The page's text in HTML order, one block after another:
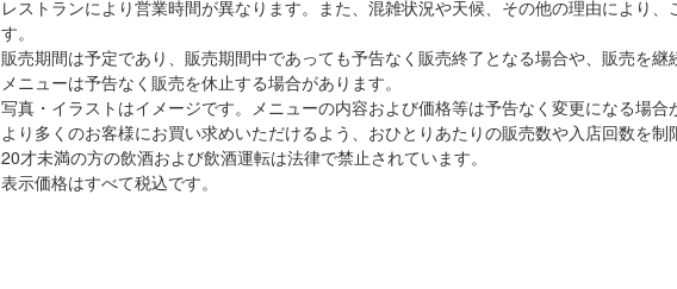
レストランにより営業時間が異なります。また、混雑状況や天候、その他の理由により
す。
販売期間は予定であり、販売期間中であっても予告なく販売終了となる場合や、販売を継
メニューは予告なく販売を休止する場合があります。
写真・イラストはイメージです。メニューの内容および価格等は予告なく変更になる場合
より多くのお客様にお買い求めいただけるよう、おひとりあたりの販売数や入店回数を制
20才未満の方の飲酒および飲酒運転は法律で禁止されています。
表⽰価格はすべて税込です。